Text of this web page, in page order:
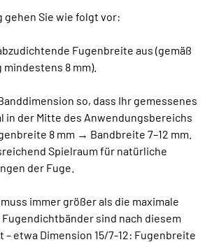
gehen Sie wie folgt vor:
Fugenbreite aus (gemäß
8 mm).
so, dass Ihr gemessenes
in der Mitte des Anwendungsbereichs
8 mm → Bandbreite 7–12 mm.
Spielraum für natürliche
der Fuge.
immer größer als die maximale
sind nach diesem
etwa Dimension 15/7-12: Fugenbreite